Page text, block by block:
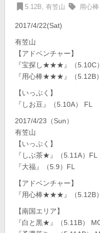
5.12B,有笠山 用心棒
2017/4/22(Sat)
有笠山
【アドベンチャー】
『宝探し★★★』（5.10C
『用心棒★★★』（5.12B
【いっぷく】
『しお豆』（5.10A） FL
2017/4/23（Sun）
有笠山
【いっぷく】
『しぶ茶★』（5.11A）FL
『大福』（5.9）FL
【アドベンチャー】
『用心棒★★★』（5.12B
【南国エリア】
『白と黒★』（5.11B）